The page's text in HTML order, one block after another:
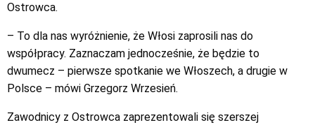
Ostrowca.
– To dla nas wyróżnienie, że Włosi zaprosili nas do
współpracy. Zaznaczam jednocześnie, że będzie to
dwumecz – pierwsze spotkanie we Włoszech, a drugie w
Polsce – mówi Grzegorz Wrzesień.
Zawodnicy z Ostrowca zaprezentowali się szerszej